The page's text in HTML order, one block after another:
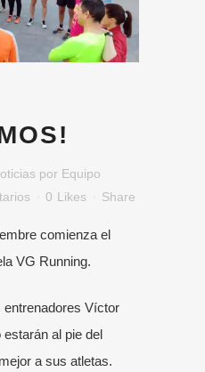
por Equipo
0 Likes Share
comienza el
VG Running.
Víctor
al pie del
a sus atletas.